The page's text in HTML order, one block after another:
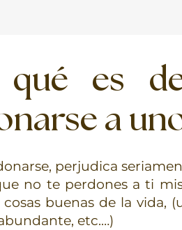
qué es
a
perjudica
no te perdones a ti
cosas buenas de la vida,
etc.…)